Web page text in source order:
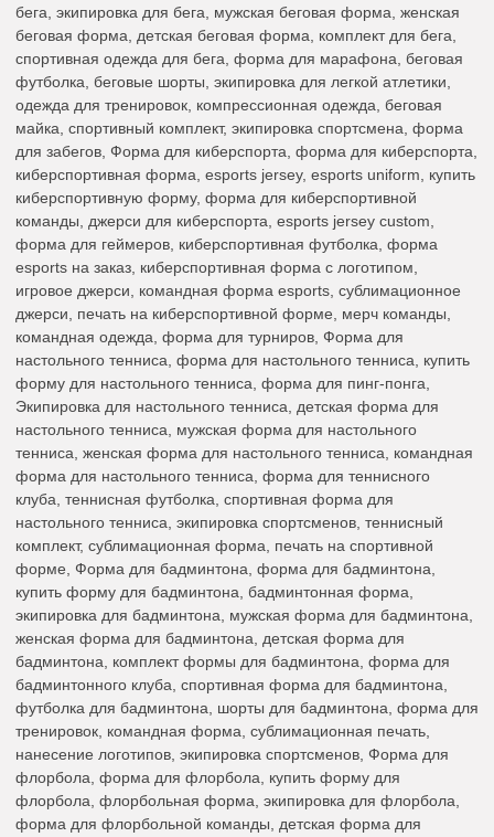
бега, экипировка для бега, мужская беговая форма, женская
беговая форма, детская беговая форма, комплект для бега,
спортивная одежда для бега, форма для марафона, беговая
футболка, беговые шорты, экипировка для легкой атлетики,
одежда для тренировок, компрессионная одежда, беговая
майка, спортивный комплект, экипировка спортсмена, форма
для забегов, Форма для киберспорта, форма для киберспорта,
киберспортивная форма, esports jersey, esports uniform, купить
киберспортивную форму, форма для киберспортивной
команды, джерси для киберспорта, esports jersey custom,
форма для геймеров, киберспортивная футболка, форма
esports на заказ, киберспортивная форма с логотипом,
игровое джерси, командная форма esports, сублимационное
джерси, печать на киберспортивной форме, мерч команды,
командная одежда, форма для турниров, Форма для
настольного тенниса, форма для настольного тенниса, купить
форму для настольного тенниса, форма для пинг-понга,
Экипировка для настольного тенниса, детская форма для
настольного тенниса, мужская форма для настольного
тенниса, женская форма для настольного тенниса, командная
форма для настольного тенниса, форма для теннисного
клуба, теннисная футболка, спортивная форма для
настольного тенниса, экипировка спортсменов, теннисный
комплект, сублимационная форма, печать на спортивной
форме, Форма для бадминтона, форма для бадминтона,
купить форму для бадминтона, бадминтонная форма,
экипировка для бадминтона, мужская форма для бадминтона,
женская форма для бадминтона, детская форма для
бадминтона, комплект формы для бадминтона, форма для
бадминтонного клуба, спортивная форма для бадминтона,
футболка для бадминтона, шорты для бадминтона, форма для
тренировок, командная форма, сублимационная печать,
нанесение логотипов, экипировка спортсменов, Форма для
флорбола, форма для флорбола, купить форму для
флорбола, флорбольная форма, экипировка для флорбола,
форма для флорбольной команды, детская форма для